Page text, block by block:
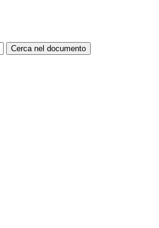
Cerca nel documento